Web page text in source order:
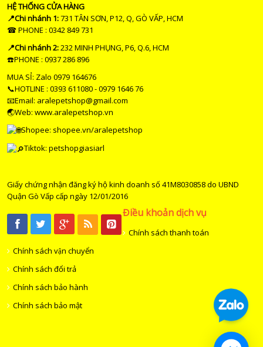
HỆ THỐNG CỬA HÀNG
📍Chi nhánh 1:731 TÂN SƠN, P12, Q, GÒ VẤP, HCM
☎ PHONE : 0342 849 731
📍Chi nhánh 2:232 MINH PHỤNG, P6, Q.6, HCM
☎️PHONE : 0937 286 896
MUA SỈ: Zalo 0979 164676
📞HOTLINE : 0393 611080 - 0979 1646 76
📧Email: aralepetshop@gmail.com
🌏Web: www.aralepetshop.vn
Shopee: shopee.vn/aralepetshop
Tiktok: petshopgiasiarl
Giấy chứng nhận đăng ký hộ kinh doanh số 41M8030858 do UBND
Quận Gò Vấp cấp ngày 12/01/2016
Điều khoản dịch vụ
Chính sách thanh toán
Chính sách vận chuyển
Chính sách đổi trả
Chính sách bảo hành
Chính sách bảo mật